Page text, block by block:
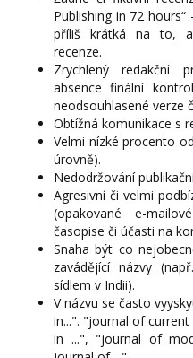
Publishing in 72
příliš krátká na to,
recenze.
Zrychlený redakční
absence finální
neodsouhlasené verze
Obtížná komunikace s
Velmi nízké procento
úrovně).
Nedodržování
Agresivní či velmi
(opakované e-
časopise či účasti na
Snaha být co
zavádějící názvy
sídlem v Indii).
V názvu se často
in...". "journal of
in ...", "journal of